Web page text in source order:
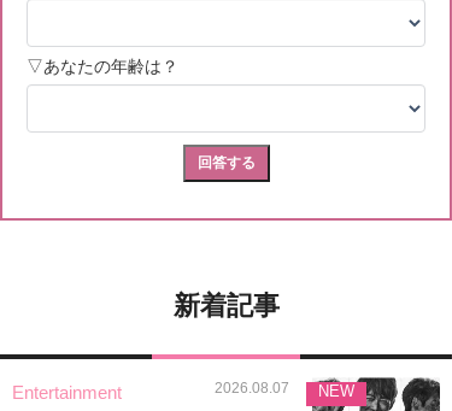
新着記事
Entertainment 2026.08.07 NEW